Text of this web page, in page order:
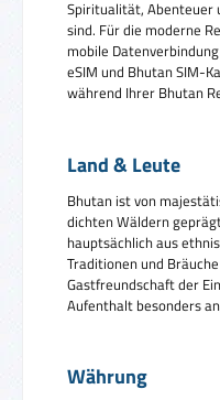
Spiritualität, Abenteuer
sind. Für die moderne
mobile
eSIM und Bhutan SIM-
während Ihrer Bhutan
Land & Leute
Bhutan ist von
dichten Wäldern
hauptsächlich aus
Traditionen und
Gastfreundschaft der
Aufenthalt besonders
Währung